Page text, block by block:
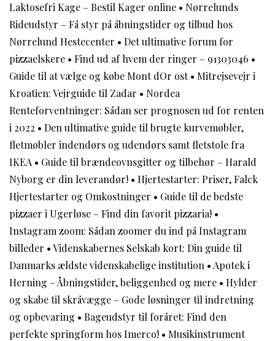
Laktosefri Kage – Bestil Kager online • Nørrelunds
Rideudstyr – Få styr på åbningstider og tilbud hos
Nørrelund Hestecenter • Det ultimative forum for
pizzaelskere • Find ud af hvem der ringer – 91303046 •
Guide til at vælge og købe Mont dOr ost• Mitrejsevejr i
Kroatien: Vejrguide til Zadar • Nordea
Renteforventninger: Sådan ser prognosen ud for renten
i 2022 • Den ultimative guide til brugte kurvemøbler,
fletmøbler indendørs og udendørs samt fletstole fra
IKEA • Guide til brændeovnsgitter og tilbehør – Harald
Nyborg er din leverandør! • Hjertestarter: Priser, Falck
Hjertestarter og Omkostninger • Guide til de bedste
pizzaer i Ugerløse – Find din favorit pizzaria! •
Instagram zoom: Sådan zoomer du ind på Instagram
billeder •Videnskabernes Selskab kort: Din guide til
Danmarks ældste videnskabelige institution • Apotek i
Herning – Åbningstider, beliggenhed og mere • Hylder
og skabe til skråvægge – Gode løsninger til indretning
og opbevaring • Bageudstyr til foråret: Find den
perfekte springform hos Imerco! • Musikinstrument